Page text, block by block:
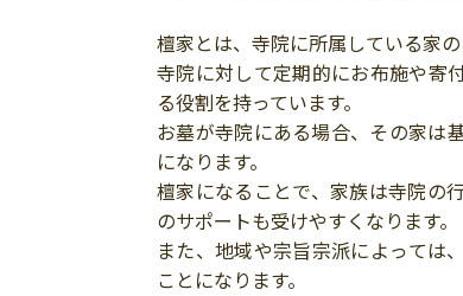
檀家とは、寺院に所属している家の
寺院に対して定期的にお布施や寄
る役割を持っています。
お墓が寺院にある場合、その家は
になります。
檀家になることで、家族は寺院の
のサポートも受けやすくなります。
また、地域や宗旨宗派によっては
ことになります。